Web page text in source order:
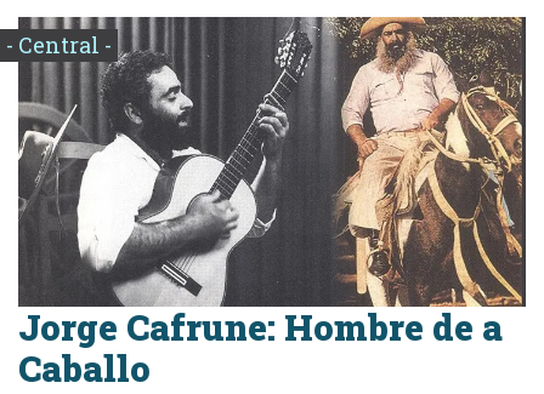
- Central -
Jorge Cafrune: Hombre de a
Caballo